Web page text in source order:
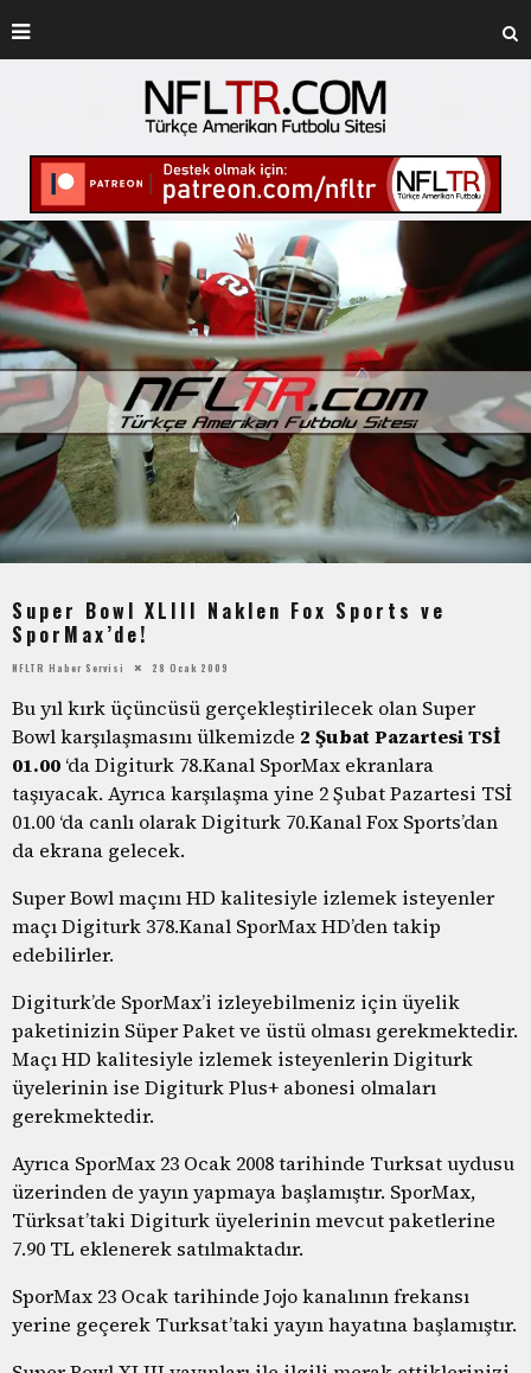
Super Bowl XLIII Naklen Fox Sports ve
SporMax’de!
NFLTR Haber Servisi 28 Ocak 2009
Bu yıl kırk üçüncüsü gerçekleştirilecek olan Super
Bowl karşılaşmasını ülkemizde 2 Şubat Pazartesi TSİ
01.00 ‘da Digiturk 78.Kanal SporMax ekranlara
taşıyacak. Ayrıca karşılaşma yine 2 Şubat Pazartesi TSİ
01.00 ‘da canlı olarak Digiturk 70.Kanal Fox Sports’dan
da ekrana gelecek.
Super Bowl maçını HD kalitesiyle izlemek isteyenler
maçı Digiturk 378.Kanal SporMax HD’den takip
edebilirler.
Digiturk’de SporMax’i izleyebilmeniz için üyelik
paketinizin Süper Paket ve üstü olması gerekmektedir.
Maçı HD kalitesiyle izlemek isteyenlerin Digiturk
üyelerinin ise Digiturk Plus+ abonesi olmaları
gerekmektedir.
Ayrıca SporMax 23 Ocak 2008 tarihinde Turksat uydusu
üzerinden de yayın yapmaya başlamıştır. SporMax,
Türksat’taki Digiturk üyelerinin mevcut paketlerine
7.90 TL eklenerek satılmaktadır.
SporMax 23 Ocak tarihinde Jojo kanalının frekansı
yerine geçerek Turksat’taki yayın hayatına başlamıştır.